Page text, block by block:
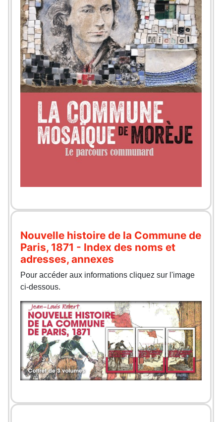
Nouvelle histoire de la Commune de
Paris, 1871 - Index des noms et
adresses, annexes
Pour accéder aux informations cliquez sur l'image
ci-dessous.